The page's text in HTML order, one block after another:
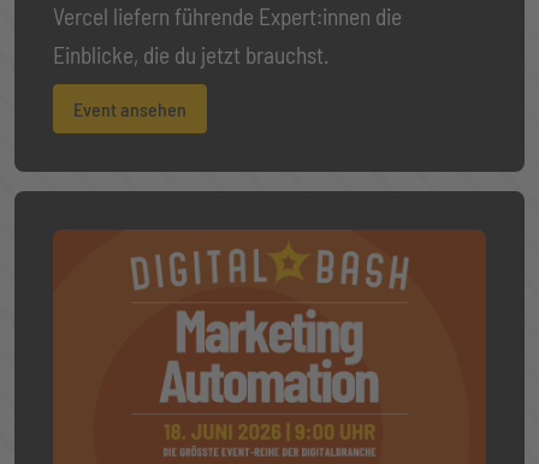
Vercel liefern führende Expert:innen die
Einblicke, die du jetzt brauchst.
Event ansehen